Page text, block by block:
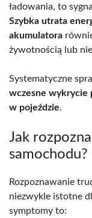
ładowania, to
Szybka utrata
akumulatora
żywotnością lub
Systematyczne
wczesne wykrycie
w pojeździe.
Jak
samochodu?
Rozpoznawanie
niezwykle istotne
symptomy to: